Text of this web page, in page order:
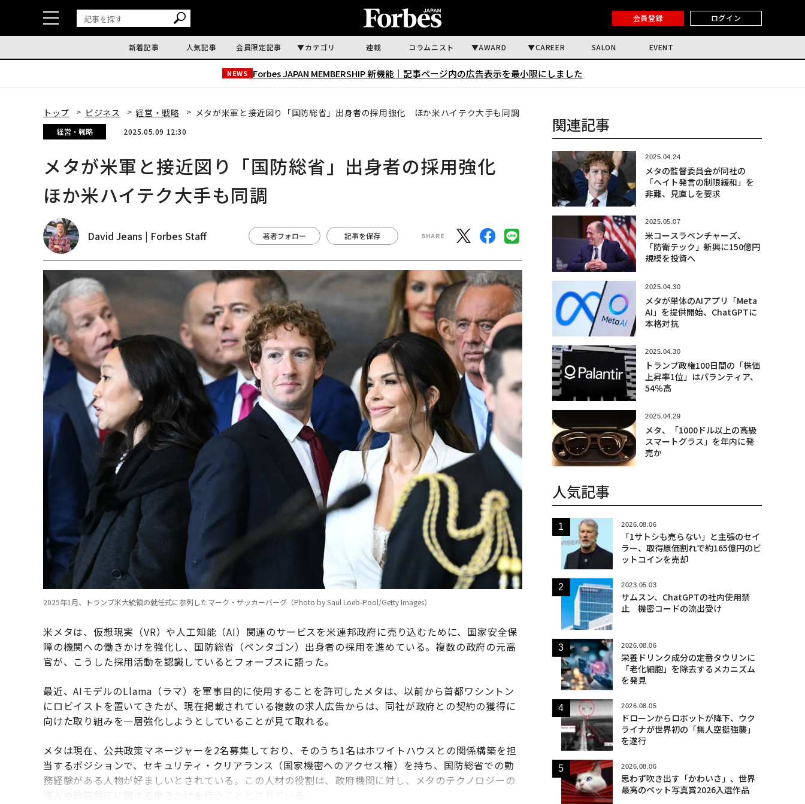
会員登録 ログイン
新着記事 人気記事 会員限定記事 カテゴリ 連載 コラムニスト AWARD CAREER SALON EVENT
NEWS Forbes JAPAN MEMBERSHIP 新機能｜ 記事ページ内の広告表示を最小限にしました
トップ ビジネス 経営・戦略 メタが米軍と接近図り「国防総省」出身者の採用強化 ほか米ハイテク大手も同調
経営・戦略 2025.05.09 12:30
メタが米軍と接近図り「国防総省」出身者の採用強化
ほか米ハイテク大手も同調
David Jeans | Forbes Staff 著者フォロー 記事を保存
2025年1月、トランプ米大統領の就任式に参列したマーク・ザッカーバーグ（Photo by Saul Loeb-Pool/Getty Images）
米メタは、仮想現実（VR）や人工知能（AI）関連のサービスを米連邦政府に売り込むために、国家安全保
障の機関への働きかけを強化し、国防総省（ペンタゴン）出身者の採用を進めている。複数の政府の元高
官が、こうした採用活動を認識しているとフォーブスに語った。
最近、AIモデルのLlama（ラマ）を軍事目的に使用することを許可したメタは、以前から首都ワシントン
にロビイストを置いてきたが、現在掲載されている複数の求人広告からは、同社が政府との契約の獲得に
向けた取り組みを一層強化しようとしていることが見て取れる。
メタは現在、公共政策マネージャーを2名募集しており、そのうち1名はホワイトハウスとの関係構築を担
当するポジションで、セキュリティ・クリアランス（国家機密へのアクセス権）を持ち、国防総省での勤
務経験がある人物が好ましいとされている。この人材の役割は、政府機関に対し、メタのテクノロジーの
関連記事
2025.04.24
メタの監督委員会が同社の
「ヘイト発言の制限緩和」を
非難、見直しを要求
2025.05.07
米コースラベンチャーズ、
「防衛テック」新興に150億円
規模を投資へ
2025.04.30
メタが単体のAIアプリ「Meta
AI」を提供開始、ChatGPTに
本格対抗
2025.04.30
トランプ政権100日間の「株価
上昇率1位」はパランティア、
54％高
2025.04.29
メタ、「1000ドル以上の高級
スマートグラス」を年内に発
売か
人気記事
2026.08.06
「1サトシも売らない」と主張のセイ
ラー、取得原価割れで約165億円のビ
ットコインを売却
2023.05.03
サムスン、ChatGPTの社内使用禁
止 機密コードの流出受け
2026.08.06
栄養ドリンク成分の定番タウリンに
「老化細胞」を除去するメカニズム
を発見
2026.08.05
ドローンからロボットが降下、ウク
ライナが世界初の「無人空挺強襲」
を遂行
2026.08.06
思わず吹き出す「かわいさ」、世界
最高のペット写真賞2026入選作品